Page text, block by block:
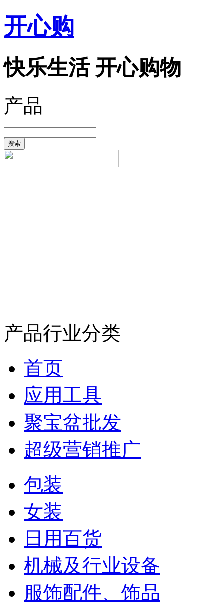
开心购
快乐生活 开心购物
产品
搜索
产品行业分类
首页
应用工具
聚宝盆批发
超级营销推广
包装
女装
日用百货
机械及行业设备
服饰配件、饰品